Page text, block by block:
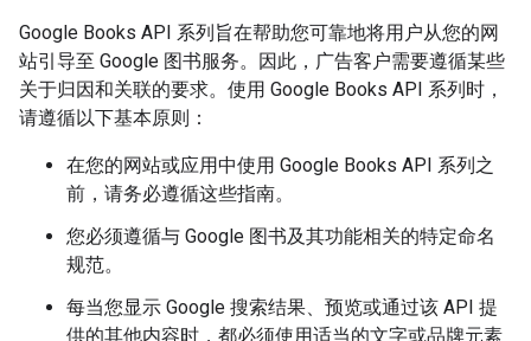
Google Books API 系列旨在帮助您可靠地将用户从您的网
站引导至 Google 图书服务。因此，广告客户需要遵循某些
关于归因和关联的要求。使用 Google Books API 系列时，
请遵循以下基本原则：
在您的网站或应用中使用 Google Books API 系列之
前，请务必遵循这些指南。
您必须遵循与 Google 图书及其功能相关的特定命名
规范。
每当您显示 Google 搜索结果、预览或通过该 API 提
供的其他内容时，都必须使用适当的文字或品牌元素